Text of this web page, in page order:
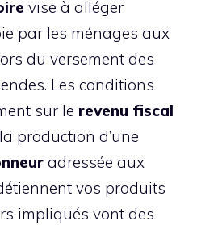
vise à alléger
par les ménages aux
du versement des
Les conditions
sur le revenu fiscal
production d’une
adressée aux
vos produits
impliqués vont des